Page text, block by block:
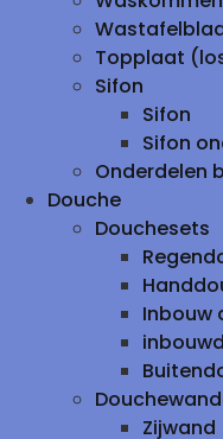
Topplaat
Sifon
Sifon
Sifon
Onderdelen
Douche
Douchesets
Inbouw
Zijwand